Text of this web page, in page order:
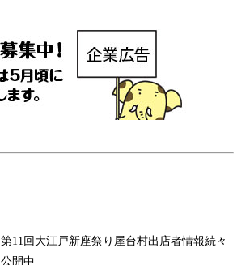
第11回大江戸新座祭り屋台村出店者情報続々
公開中